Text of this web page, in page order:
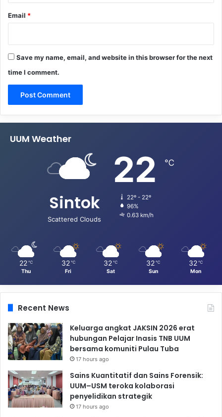
Email *
Save my name, email, and website in this browser for the next
time I comment.
UUM Weather
Sintok
Scattered Clouds
22 ℃
22º - 22º
96%
0.63 km/h
22 ℃
Thu
32 ℃
Fri
32 ℃
Sat
32 ℃
Sun
32 ℃
Mon
Recent News
Keluarga angkat JAKSIN 2026 erat
hubungan Pelajar Inasis TNB UUM
bersama komuniti Pulau Tuba
17 hours ago
Sains Kuantitatif dan Sains Forensik:
UUM–USM teroka kolaborasi
penyelidikan strategik
17 hours ago